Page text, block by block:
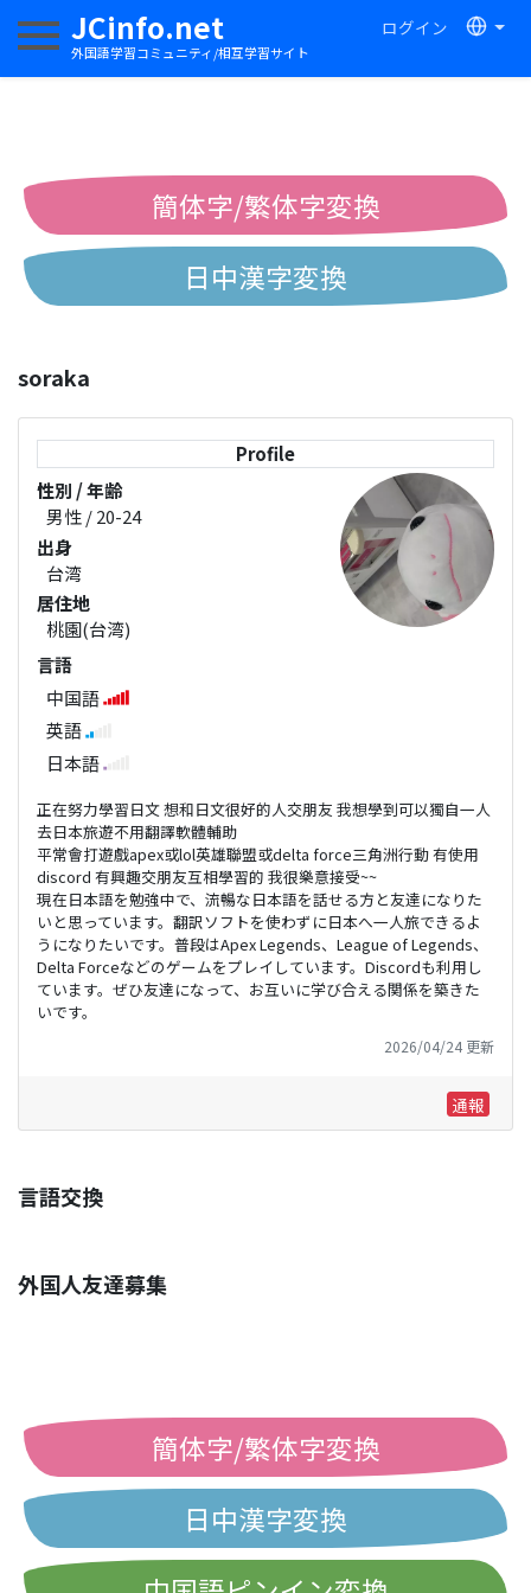
JCinfo.net
外国語学習コミュニティ/相互学習サイト
ログイン
ナビゲーションを切り替える
簡体字/繁体字変換
日中漢字変換
中国語注音変換
soraka
Profile
性別 / 年齢
男性 / 20-24
出身
台湾
居住地
桃園(台湾)
言語
中国語
英語
日本語
正在努力學習日文 想和日文很好的人交朋友 我想學到可以獨自一人
去日本旅遊不用翻譯軟體輔助
平常會打遊戲apex或lol英雄聯盟或delta force三角洲行動 有使用
discord 有興趣交朋友互相學習的 我很樂意接受~~
現在日本語を勉強中で、流暢な日本語を話せる方と友達になりた
いと思っています。翻訳ソフトを使わずに日本へ一人旅できるよ
うになりたいです。普段はApex Legends、League of Legends、
Delta Forceなどのゲームをプレイしています。Discordも利用し
ています。ぜひ友達になって、お互いに学び合える関係を築きた
いです。
2026/04/24 更新
通報
言語交換
外国人友達募集
簡体字/繁体字変換
日中漢字変換